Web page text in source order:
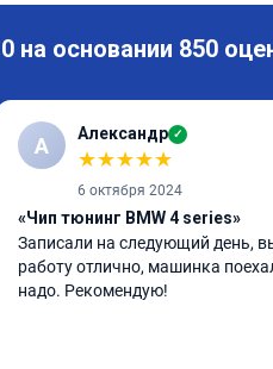
на основании 850
А Александр ✓
★★★★★
6 октября 2024
«Чип тюнинг BMW 4 series»
Записали на следующий день,
работу отлично, машинка
надо. Рекомендую!